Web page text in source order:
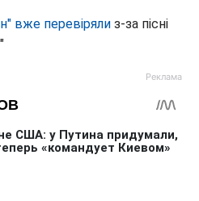
вже перевіряли з-за пісні